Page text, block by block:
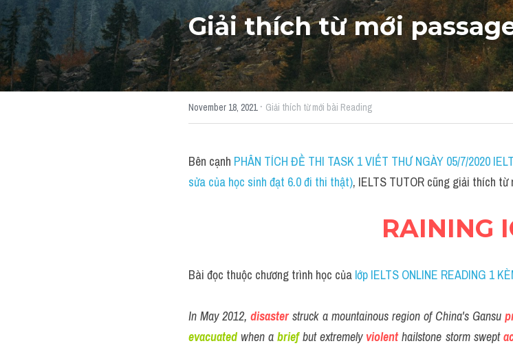
Giải thích từ mới
November 18, 2021· Giải thích từ mới bài Reading
Bên cạnh PHÂN TÍCH ĐỀ THI TASK 1 VIẾT THƯ NGÀY 05/7/2020
sửa của học sinh đạt 6.0 đi thi thật), IELTS TUTOR cũng giải thích
RAINING
Bài đọc thuộc chương trình học của lớp IELTS ONLINE READING 1
In May 2012, disaster struck a mountainous region of China's Gansu
evacuated when a brief but extremely violent hailstone storm swept